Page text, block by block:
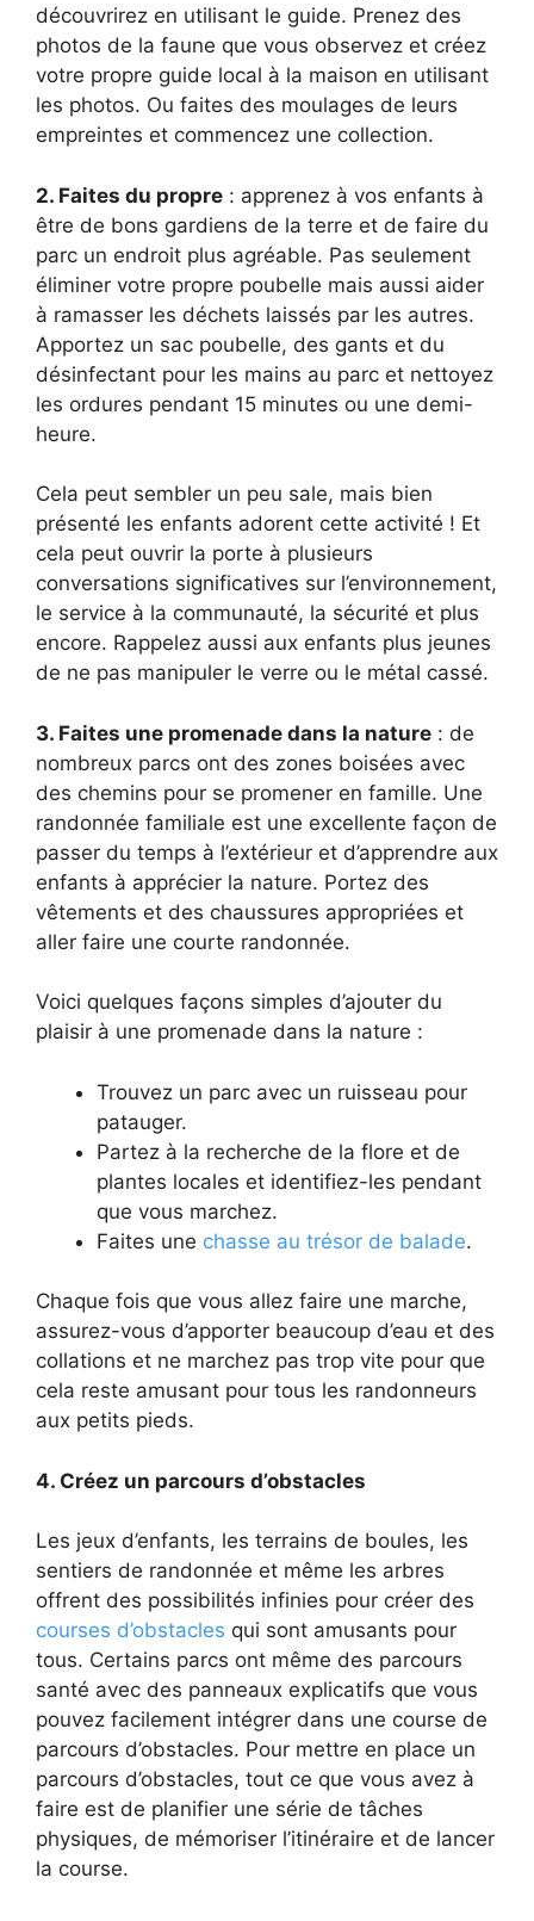
découvrirez en utilisant le guide. Prenez des
photos de la faune que vous observez et créez
votre propre guide local à la maison en utilisant
les photos. Ou faites des moulages de leurs
empreintes et commencez une collection.
2. Faites du propre : apprenez à vos enfants à
être de bons gardiens de la terre et de faire du
parc un endroit plus agréable. Pas seulement
éliminer votre propre poubelle mais aussi aider
à ramasser les déchets laissés par les autres.
Apportez un sac poubelle, des gants et du
désinfectant pour les mains au parc et nettoyez
les ordures pendant 15 minutes ou une demi-
heure.
Cela peut sembler un peu sale, mais bien
présenté les enfants adorent cette activité ! Et
cela peut ouvrir la porte à plusieurs
conversations significatives sur l’environnement,
le service à la communauté, la sécurité et plus
encore. Rappelez aussi aux enfants plus jeunes
de ne pas manipuler le verre ou le métal cassé.
3. Faites une promenade dans la nature : de
nombreux parcs ont des zones boisées avec
des chemins pour se promener en famille. Une
randonnée familiale est une excellente façon de
passer du temps à l’extérieur et d’apprendre aux
enfants à apprécier la nature. Portez des
vêtements et des chaussures appropriées et
aller faire une courte randonnée.
Voici quelques façons simples d’ajouter du
plaisir à une promenade dans la nature :
Trouvez un parc avec un ruisseau pour
patauger.
Partez à la recherche de la flore et de
plantes locales et identifiez-les pendant
que vous marchez.
Faites une chasse au trésor de balade.
Chaque fois que vous allez faire une marche,
assurez-vous d’apporter beaucoup d’eau et des
collations et ne marchez pas trop vite pour que
cela reste amusant pour tous les randonneurs
aux petits pieds.
4. Créez un parcours d’obstacles
Les jeux d’enfants, les terrains de boules, les
sentiers de randonnée et même les arbres
offrent des possibilités infinies pour créer des
courses d’obstacles qui sont amusants pour
tous. Certains parcs ont même des parcours
santé avec des panneaux explicatifs que vous
pouvez facilement intégrer dans une course de
parcours d’obstacles. Pour mettre en place un
parcours d’obstacles, tout ce que vous avez à
faire est de planifier une série de tâches
physiques, de mémoriser l’itinéraire et de lancer
la course.